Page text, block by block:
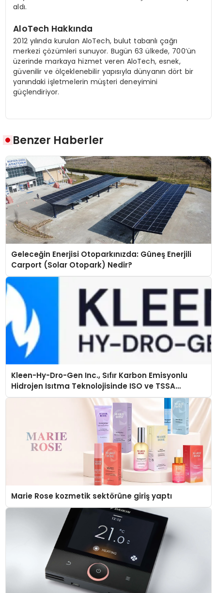
aldı.
AloTech Hakkında
2012 yılında kurulan AloTech, bulut tabanlı çağrı
merkezi çözümleri sunuyor. Bugün 63 ülkede, 700’ün
üzerinde markaya hizmet veren AloTech, esnek,
güvenilir ve ölçeklenebilir yapısıyla dünyanın dört bir
yanındaki işletmelerin müşteri deneyimini
güçlendiriyor.
Benzer Haberler
Geleceğin Enerjisi Otoparkınızda: Güneş Enerjili
Carport (Solar Otopark) Nedir?
Kleen-Hy-Dro-Gen Inc., Sıfır Karbon Emisyonlu
Hidrojen Isıtma Teknolojisinde ISO ve TSSA
Düzenleyici Onaylarını Aldı
Marie Rose kozmetik sektörüne giriş yaptı